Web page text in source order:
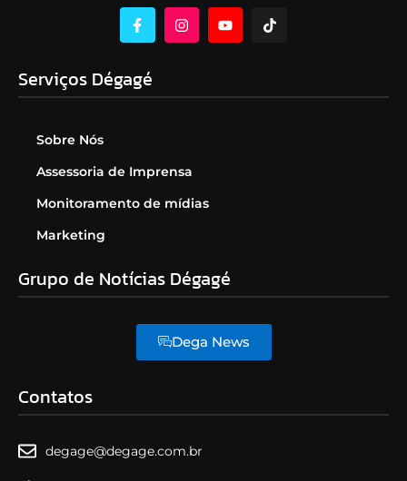
Serviços Dégagé
Sobre Nós
Assessoria de Imprensa
Monitoramento de mídias
Marketing
Grupo de Notícias Dégagé
Dega News
Contatos
degage@degage.com.br